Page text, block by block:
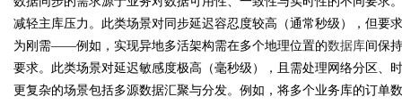
Bo
减轻主库压力。此类场景对同步延迟容忍度较高（通常秒级），但要
为刚需——例如，实现异地多活架构需在多个地理位置的数据库间保
要求。此类场景对延迟敏感度极高（毫秒级），且需处理网络分区、
更复杂的场景包括多源数据汇聚与分发。例如，将多个业务库的订单